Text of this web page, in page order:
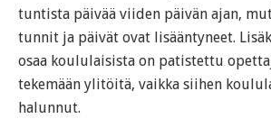
tuntista päivää viiden päivän ajan,
tunnit ja päivät ovat lisääntyneet.
osaa koululaisista on patistettu
tekemään ylitöitä, vaikka siihen
halunnut.